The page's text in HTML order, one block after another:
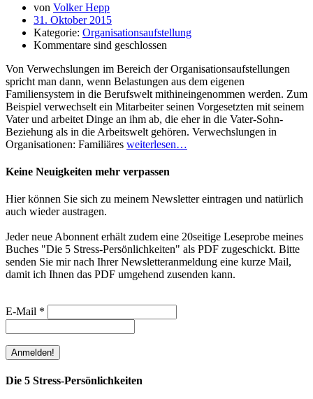
von Volker Hepp
31. Oktober 2015
Kategorie: Organisationsaufstellung
Kommentare sind geschlossen
Von Verwechslungen im Bereich der Organisationsaufstellungen
spricht man dann, wenn Belastungen aus dem eigenen
Familiensystem in die Berufswelt mithineingenommen werden. Zum
Beispiel verwechselt ein Mitarbeiter seinen Vorgesetzten mit seinem
Vater und arbeitet Dinge an ihm ab, die eher in die Vater-Sohn-
Beziehung als in die Arbeitswelt gehören. Verwechslungen in
Organisationen: Familiäres weiterlesen…
Keine Neuigkeiten mehr verpassen
Hier können Sie sich zu meinem Newsletter eintragen und natürlich
auch wieder austragen.
Jeder neue Abonnent erhält zudem eine 20seitige Leseprobe meines
Buches "Die 5 Stress-Persönlichkeiten" als PDF zugeschickt. Bitte
senden Sie mir nach Ihrer Newsletteranmeldung eine kurze Mail,
damit ich Ihnen das PDF umgehend zusenden kann.
E-Mail *
Die 5 Stress-Persönlichkeiten